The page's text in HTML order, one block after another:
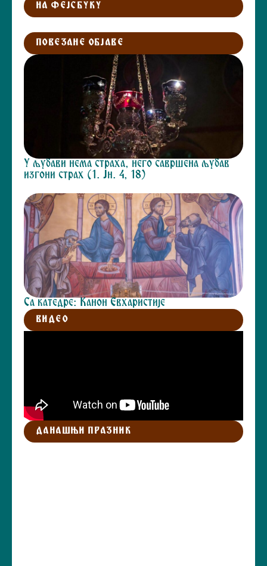
НА ФЕЈСБУКУ
ПОВЕЗАНЕ ОБЈАВЕ
У љубави нема страха, него савршена љубав
изгони страх (1. Јн. 4, 18)
Са катедре: Канон Евхаристије
ВИДЕО
ДАНАШЊИ ПРАЗНИК